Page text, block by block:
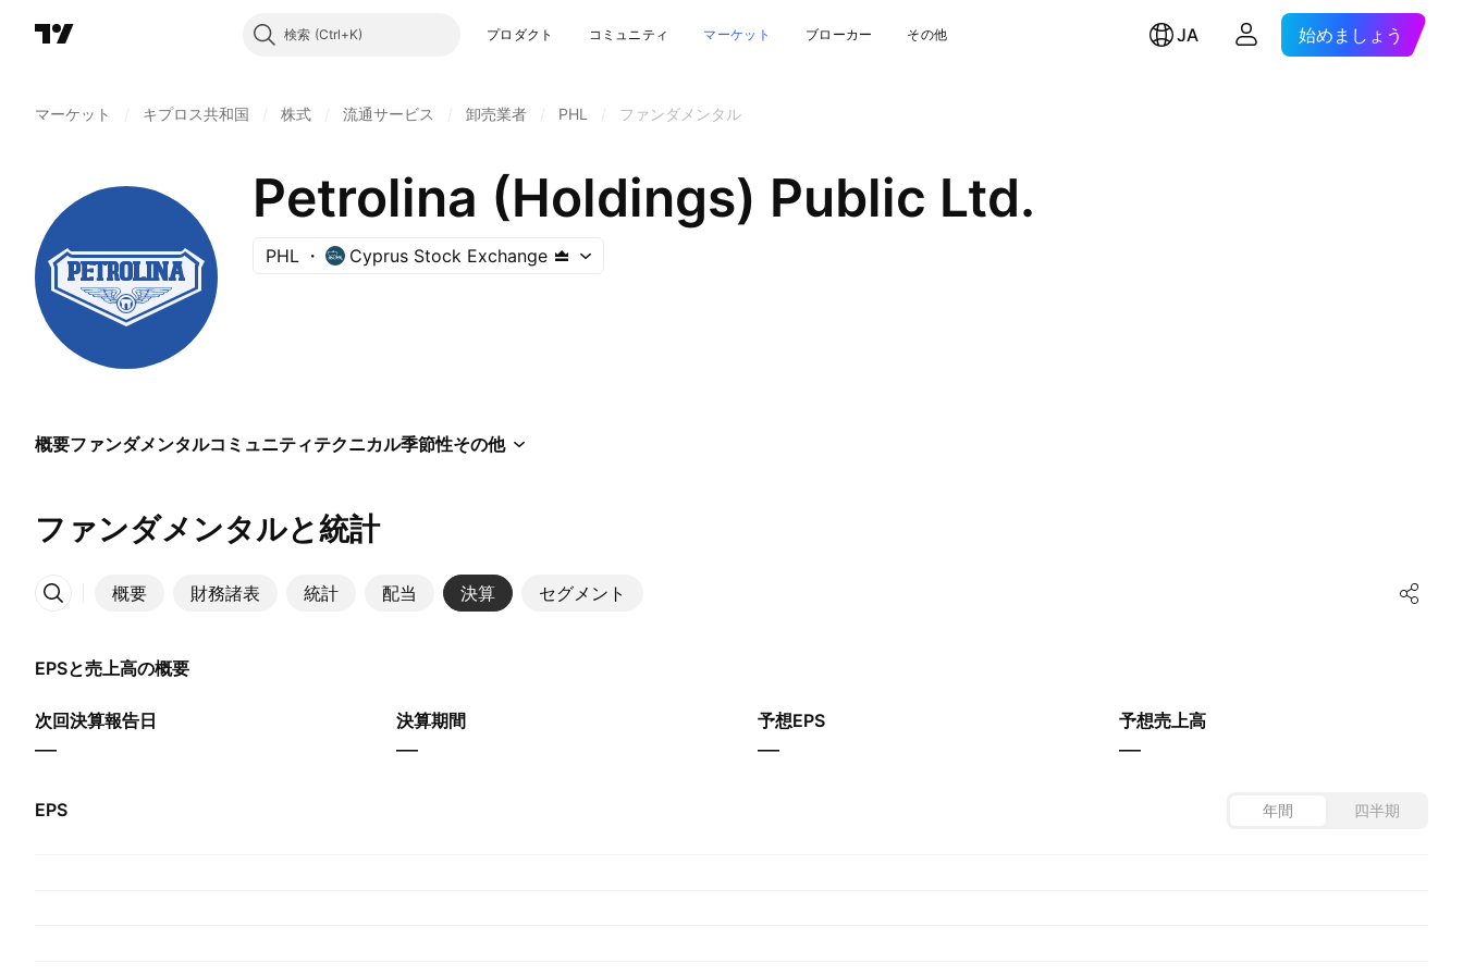
検索 プロダクト コミュニティ マーケット ブローカー その他 JA 始めましょう
マーケット キプロス共和国 株式 流通サービス 卸売業者 PHL ファンダメンタル
Petrolina (Holdings) Public Ltd.
PHL Cyprus Stock Exchange
概要ファンダメンタルコミュニティテクニカル季節性その他
ファンダメンタルと統計
概要 財務諸表 統計 配当 決算 セグメント
その他
EPSと売上高の概要
次回決算報告日
—
決算期間
—
予想EPS
—
予想売上高
—
EPS 年間 四半期